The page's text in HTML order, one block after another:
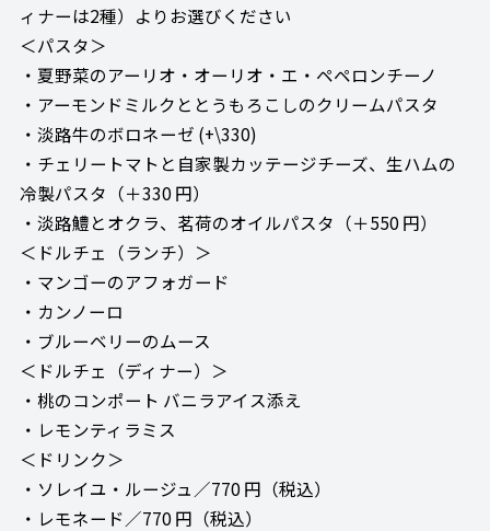
ィナーは2種）よりお選びください
＜パスタ＞
・夏野菜のアーリオ・オーリオ・エ・ペペロンチーノ
・アーモンドミルクととうもろこしのクリームパスタ
・淡路牛のボロネーゼ (+\330)
・チェリートマトと自家製カッテージチーズ、生ハムの
冷製パスタ（＋330 円）
・淡路鱧とオクラ、茗荷のオイルパスタ（＋550 円）
＜ドルチェ（ランチ）＞
・マンゴーのアフォガード
・カンノーロ
・ブルーベリーのムース
＜ドルチェ（ディナー）＞
・桃のコンポート バニラアイス添え
・レモンティラミス
＜ドリンク＞
・ソレイユ・ルージュ／770 円（税込）
・レモネード／770 円（税込）